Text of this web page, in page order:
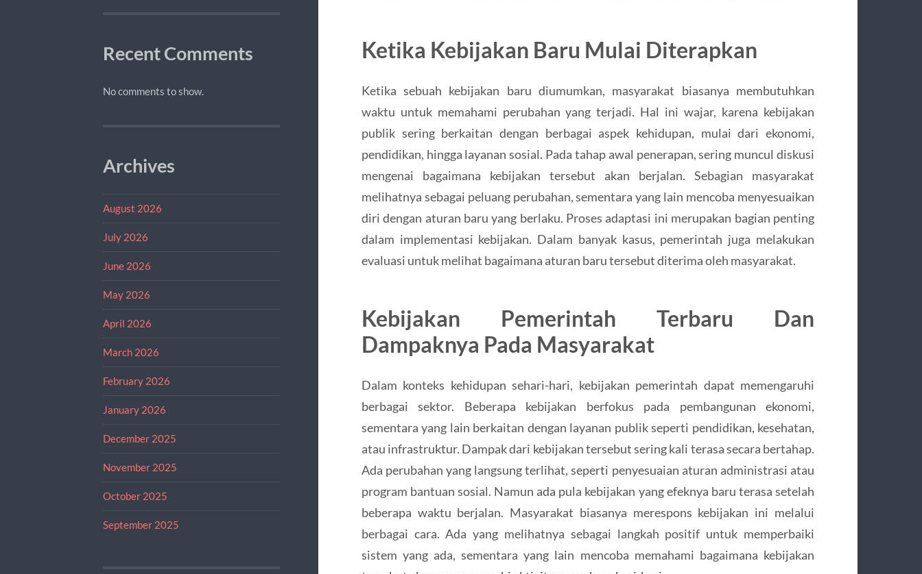
Recent Comments
No comments to show.
Archives
August 2026
July 2026
June 2026
May 2026
April 2026
March 2026
February 2026
January 2026
December 2025
November 2025
October 2025
September 2025
Ketika Kebijakan Baru Mulai Diterapkan
Ketika sebuah kebijakan baru diumumkan, masyarakat biasanya membutuhkan
waktu untuk memahami perubahan yang terjadi. Hal ini wajar, karena kebijakan
publik sering berkaitan dengan berbagai aspek kehidupan, mulai dari ekonomi,
pendidikan, hingga layanan sosial. Pada tahap awal penerapan, sering muncul diskusi
mengenai bagaimana kebijakan tersebut akan berjalan. Sebagian masyarakat
melihatnya sebagai peluang perubahan, sementara yang lain mencoba menyesuaikan
diri dengan aturan baru yang berlaku. Proses adaptasi ini merupakan bagian penting
dalam implementasi kebijakan. Dalam banyak kasus, pemerintah juga melakukan
evaluasi untuk melihat bagaimana aturan baru tersebut diterima oleh masyarakat.
Kebijakan Pemerintah Terbaru Dan
Dampaknya Pada Masyarakat
Dalam konteks kehidupan sehari-hari, kebijakan pemerintah dapat memengaruhi
berbagai sektor. Beberapa kebijakan berfokus pada pembangunan ekonomi,
sementara yang lain berkaitan dengan layanan publik seperti pendidikan, kesehatan,
atau infrastruktur. Dampak dari kebijakan tersebut sering kali terasa secara bertahap.
Ada perubahan yang langsung terlihat, seperti penyesuaian aturan administrasi atau
program bantuan sosial. Namun ada pula kebijakan yang efeknya baru terasa setelah
beberapa waktu berjalan. Masyarakat biasanya merespons kebijakan ini melalui
berbagai cara. Ada yang melihatnya sebagai langkah positif untuk memperbaiki
sistem yang ada, sementara yang lain mencoba memahami bagaimana kebijakan